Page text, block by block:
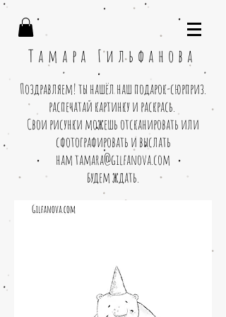
Тамара Гильфанова
Поздравляем! ты нашёл наш подарок-сюрприз.
распечатай картинку и раскрась.
Свои рисунки можешь отсканировать или
сфотографировать и выслать
намtamara@gilfanova.com
будем ждать.